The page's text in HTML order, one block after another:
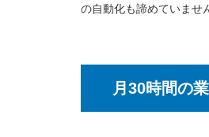
の自動化も諦めていませ
月30時間の